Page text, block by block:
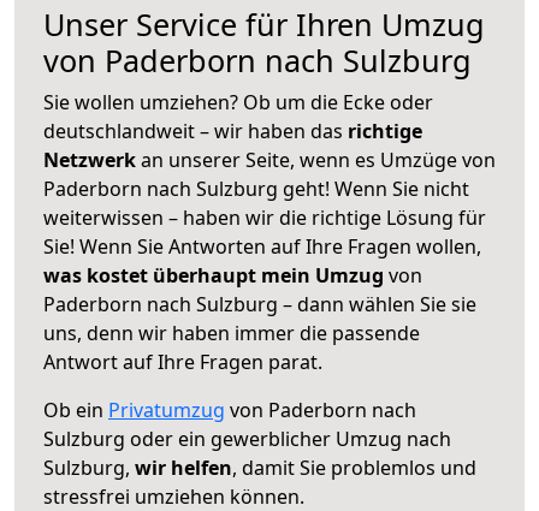
Unser Service für Ihren Umzug
von Paderborn nach Sulzburg
Sie wollen umziehen? Ob um die Ecke oder
deutschlandweit – wir haben das richtige
Netzwerkan unserer Seite, wenn es Umzüge von
Paderborn nach Sulzburg geht! Wenn Sie nicht
weiterwissen – haben wir die richtige Lösung für
Sie! Wenn Sie Antworten auf Ihre Fragen wollen,
was kostet überhaupt mein Umzug von
Paderborn nach Sulzburg – dann wählen Sie sie
uns, denn wir haben immer die passende
Antwort auf Ihre Fragen parat.
Ob ein Privatumzug von Paderborn nach
Sulzburg oder ein gewerblicher Umzug nach
Sulzburg, wir helfen, damit Sie problemlos und
stressfrei umziehen können.